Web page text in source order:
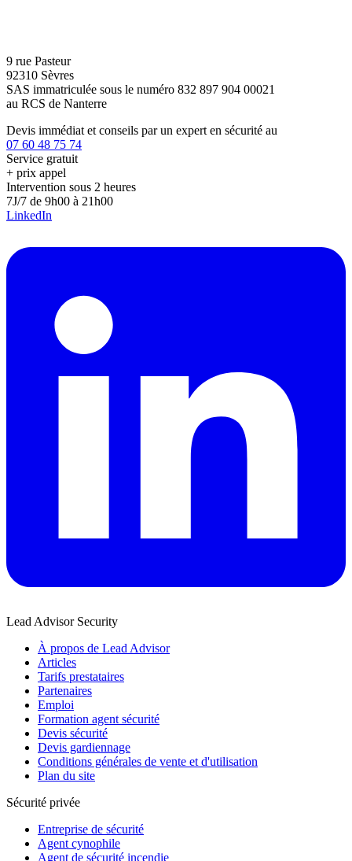
9 rue Pasteur
92310 Sèvres
SAS immatriculée sous le numéro 832 897 904 00021
au RCS de Nanterre
Devis immédiat et conseils par un expert en sécurité au
07 60 48 75 74
Service gratuit
+ prix appel
Intervention sous 2 heures
7J/7 de 9h00 à 21h00
LinkedIn
Lead Advisor Security
À propos de Lead Advisor
Articles
Tarifs prestataires
Partenaires
Emploi
Formation agent sécurité
Devis sécurité
Devis gardiennage
Conditions générales de vente et d'utilisation
Plan du site
Sécurité privée
Entreprise de sécurité
Agent cynophile
Agent de sécurité incendie